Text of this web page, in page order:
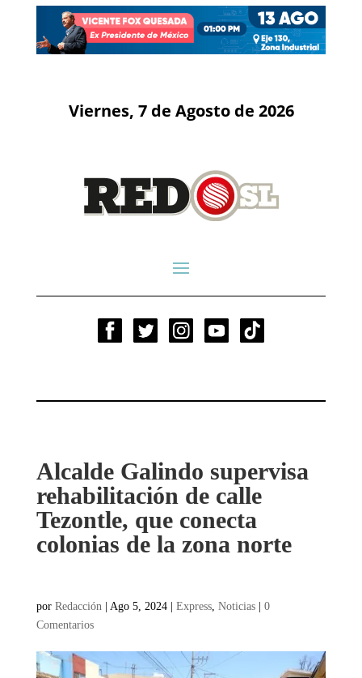
Viernes, 7 de Agosto de 2026
Alcalde Galindo supervisa
rehabilitación de calle
Tezontle, que conecta
colonias de la zona norte
por Redacción | Ago 5, 2024| Express, Noticias| 0
Comentarios